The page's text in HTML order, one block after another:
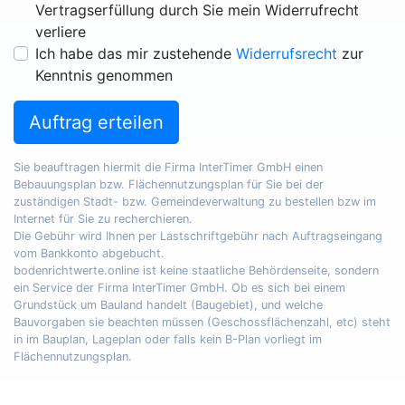
Vertragserfüllung durch Sie mein Widerrufrecht
verliere
Ich habe das mir zustehende Widerrufsrecht zur
Kenntnis genommen
Auftrag erteilen
Sie beauftragen hiermit die Firma InterTimer GmbH einen
Bebauungsplan bzw. Flächennutzungsplan für Sie bei der
zuständigen Stadt- bzw. Gemeindeverwaltung zu bestellen bzw im
Internet für Sie zu recherchieren.
Die Gebühr wird Ihnen per Lastschriftgebühr nach Auftragseingang
vom Bankkonto abgebucht.
bodenrichtwerte.online ist keine staatliche Behördenseite, sondern
ein Service der Firma InterTimer GmbH. Ob es sich bei einem
Grundstück um Bauland handelt (Baugebiet), und welche
Bauvorgaben sie beachten müssen (Geschossflächenzahl, etc) steht
in im Bauplan, Lageplan oder falls kein B-Plan vorliegt im
Flächennutzungsplan.